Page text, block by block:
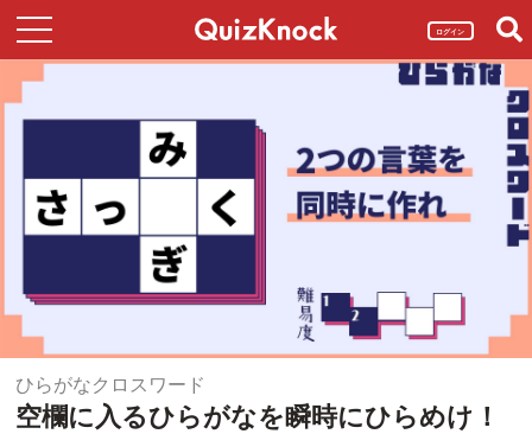
ログイン
ひらがなクロスワード
空欄に入るひらがなを瞬時にひらめけ！